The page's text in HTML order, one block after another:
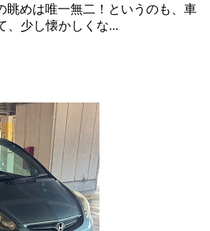
眺めは唯一無二！というのも、車
、少し懐かしくな...